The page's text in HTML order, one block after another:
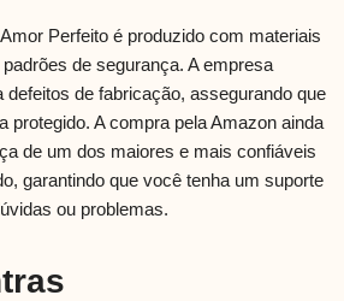
Perfeito é produzido com materiais
de segurança. A empresa
defeitos de fabricação, assegurando que
protegido. A compra pela Amazon ainda
de um dos maiores e mais confiáveis
garantindo que você tenha um suporte
ou problemas.